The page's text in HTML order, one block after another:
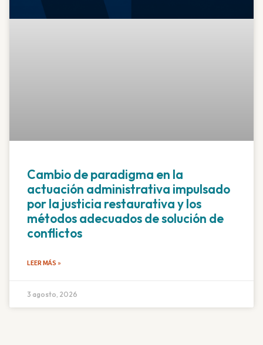
Cambio de paradigma en la
actuación administrativa impulsado
por la justicia restaurativa y los
métodos adecuados de solución de
conflictos
LEER MÁS »
3 agosto, 2026